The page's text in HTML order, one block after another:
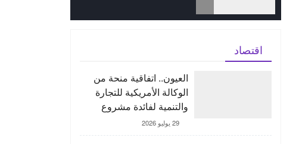
اقتصاد
العيون.. اتفاقية منحة من
الوكالة الأمريكية للتجارة
والتنمية لفائدة مشروع
“ORNX” بغية إنتاج الأمونيا
الخضراء
29 يوليو 2026